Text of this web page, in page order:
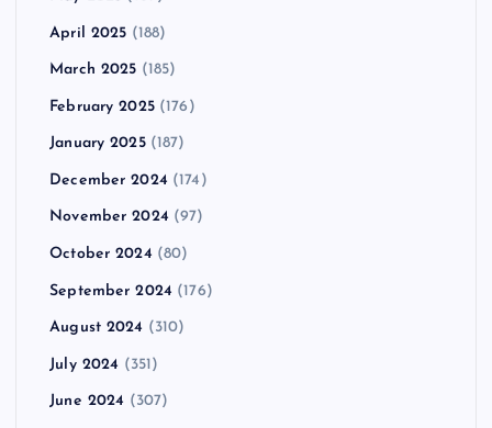
April 2025 (188)
March 2025 (185)
February 2025(176)
January 2025(187)
December 2024 (174)
November 2024 (97)
October 2024 (80)
September 2024 (176)
August 2024 (310)
July 2024 (351)
June 2024 (307)